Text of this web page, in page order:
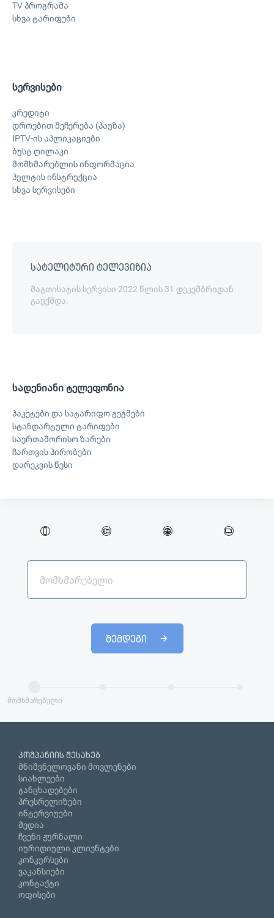
TV პროგრამა
სხვა ტარიფები
სერვისები
კრედიტი
დროებით შეჩერება (პაუზა)
IPTV-ის აპლიკაციები
ბუსტ ღილაკი
მომხმარებლის ინფორმაცია
პულტის ინსტრუქცია
სხვა სერვისები
სატელიტური ტელევიზია
მაგთისატის სერვისი 2022 წლის 31 დეკემბრიდან
გაუქმდა.
სადენიანი ტელეფონია
პაკეტები და სატარიფო გეგმები
სტანდარტული ტარიფები
საერთაშორისო ზარები
ჩართვის პირობები
დარეკვის წესი
შემდეგი
მომხმარებელი
კომპანიის შესახებ
მნიშვნელოვანი მოვლენები
სიახლეები
განცხადებები
პრესრელიზები
ინტერვიუები
მედია
ჩვენი ჟურნალი
იურიდიული კლიენტები
კონკურსები
ვაკანსიები
კონტაქტი
ოფისები